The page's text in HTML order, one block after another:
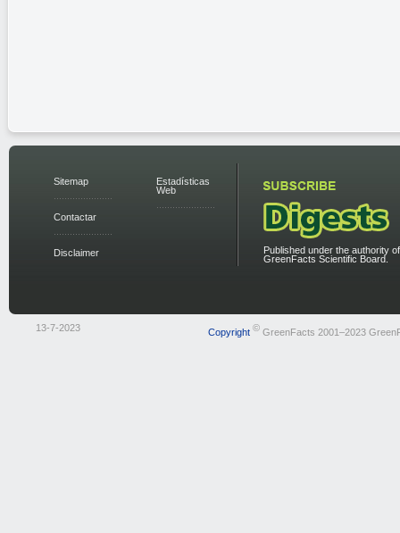
Sitemap
Contactar
Disclaimer
Estadísticas
Web
Published under the authority
GreenFacts Scientific Board.
13-7-2023 Copyright ©GreenFacts 2001–2023